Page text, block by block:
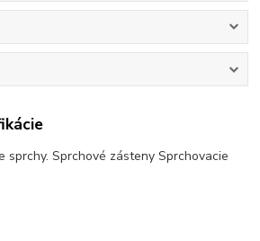
sprchy. Sprchové zásteny Sprchovacie